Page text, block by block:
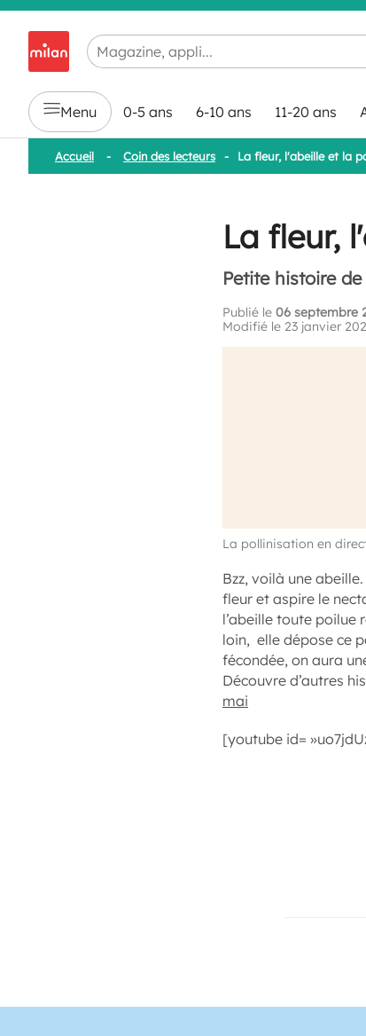
Chargement en cours...
Menu 0-5 ans 6-10 ans 11-20 ans
Accueil - Coin des lecteurs - La fleur, l'abeille et la
La fleur,
Petite histoire
Publié le 06 septembre
Modifié le 23 janvier
La pollinisation en
Bzz, voilà une
fleur et aspire le
l’abeille toute poilue
loin, elle dépose ce
fécondée, on aura
Découvre d’autres
mai
[youtube id=